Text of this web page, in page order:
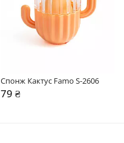
Спонж Кактус Famo S-2606
79 ₴